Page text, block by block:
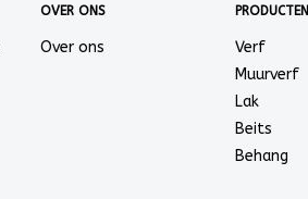
OVER ONS
Over ons
PRODUCTEN
Verf
Muurverf
Lak
Beits
Behang